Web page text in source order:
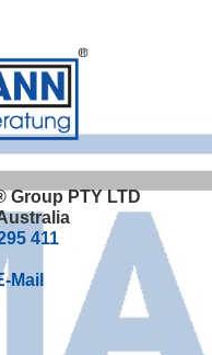
Group PTY LTD
411
Mail